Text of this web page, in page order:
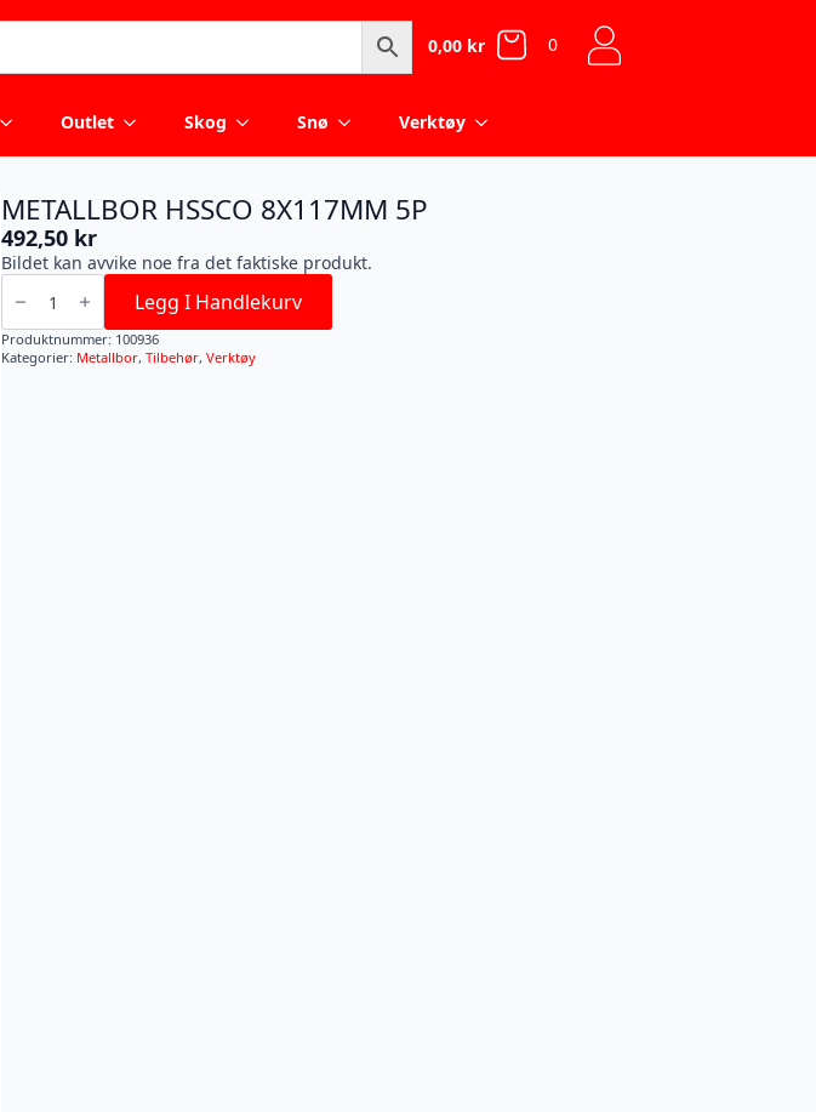
0,00 kr 0
Outlet Skog Snø Verktøy
METALLBOR HSSCO 8X117MM 5P
492,50 kr
Bildet kan avvike noe fra det faktiske produkt.
METALLBOR
HSSCO
8X117MM
5P
antall
Legg I Handlekurv
Produktnummer: 100936
Kategorier: Metallbor, Tilbehør, Verktøy